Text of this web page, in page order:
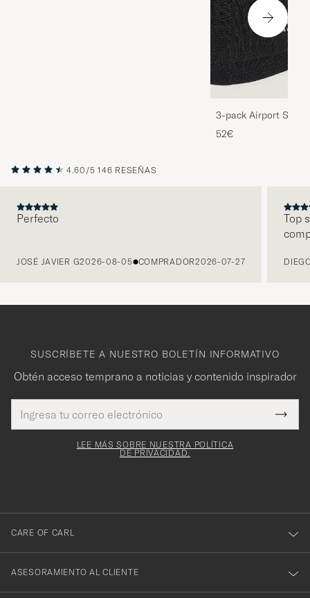
3-pack Airport
Melange
52€
4.60/5 146 RESEÑAS
Perfecto
JOSÉ JAVIER G2026-08-05 COMPRADOR2026-07-27
Top
SUSCRÍBETE A NUESTRO BOLETÍN INFORMATIVO
Obtén acceso temprano a noticias y contenido inspirador
de
correo
Este
es
¡Gracias
por
suscribirte
boletín!
LEE MÁS SOBRE NUESTRA POLÍTICA
DE PRIVACIDAD.
CARE OF CARL
ASESORAMIENTO AL CLIENTE